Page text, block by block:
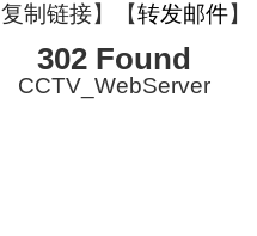
复制链接】【转发邮件】
302 Found
CCTV_WebServer